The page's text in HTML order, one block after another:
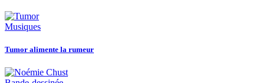
Musiques
Tumor alimente la rumeur